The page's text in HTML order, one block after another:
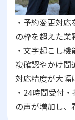
・予約変更対
の枠を超えた業
・文字起こし
複確認やかけ間
対応精度が大幅
・24時間受付
の声が増加し、